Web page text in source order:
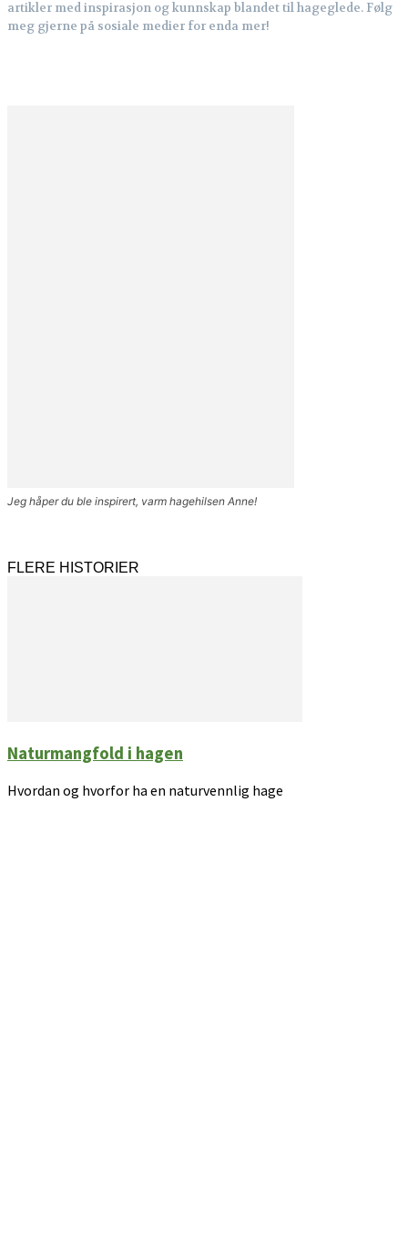
artikler med inspirasjon og kunnskap blandet til hageglede. Følg
meg gjerne på sosiale medier for enda mer!
Jeg håper du ble inspirert, varm hagehilsen Anne!
FLERE HISTORIER
Naturmangfold i hagen
Hvordan og hvorfor ha en naturvennlig hage